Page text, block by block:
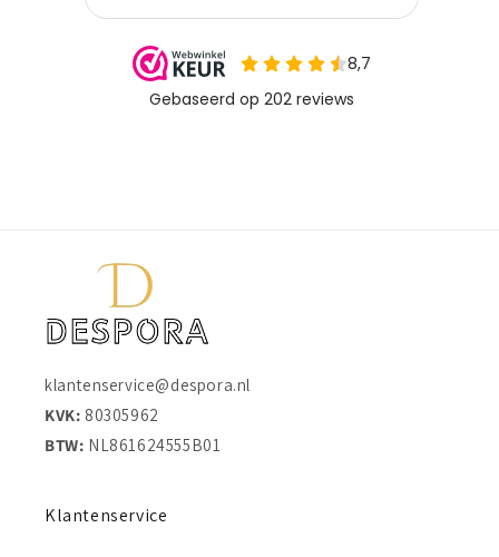
klantenservice@despora.nl
KVK: 80305962
BTW: NL861624555B01
Klantenservice